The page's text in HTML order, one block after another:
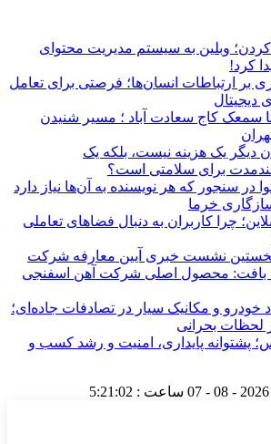
وبلین به سیستم مدیریت محتوای
کرد!
بر ارتباطات انسان‌ها؛ فرصتی برای تعامل
دیجیتال
سمعک کاج سعادت آباد ؛ مسیر شنیدن
دیگر یک هزینه نیست، بلکه یک
برای سلامتی است؟
خرما
چرا کاربران به دنبال فضاهای تعاملی
نخستین نشست خبری آیین معارفه شرکت
بافت: محصول اصلی شرکت آهن اسفنجی
خودرو و مکانیک سیار در تصادفات جاده‌ای؛
لحظات بحرانی
پشتوانه پایداری، امنیت و رشد کسب‌ و
2026 - 08 - 07 ساعت : 5:21:02